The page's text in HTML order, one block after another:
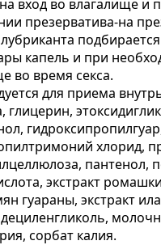
вход во влагалище и
презерватива-на
капель и при
во время секса.
для приема
глицерин,
хлорид,
пантенол,
экстракт
гуараны, экстракт
сорбат калия.